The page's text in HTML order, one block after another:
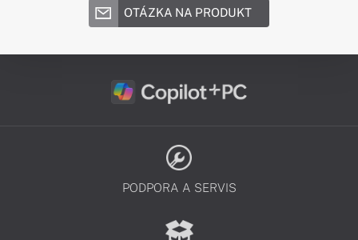
OTÁZKA NA PRODUKT
PODPORA A SERVIS